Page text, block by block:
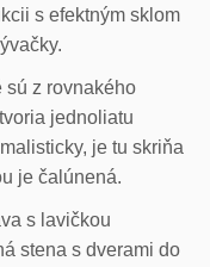
s efektným sklom
sú z rovnakého
jednoliatu
je tu skriňa
je čalúnená.
s lavičkou
stena s dverami do